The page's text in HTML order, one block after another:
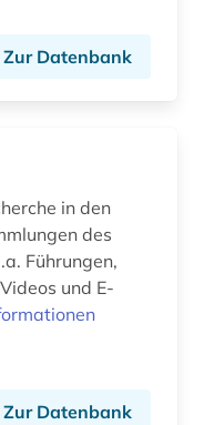
Zur Datenbank
in den
des
Führungen,
und E-
Zur Datenbank